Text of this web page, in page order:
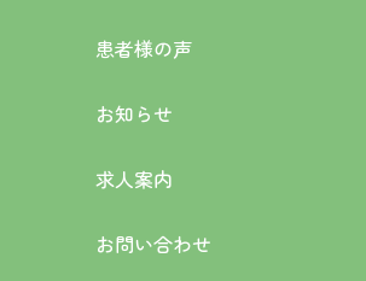
患者様の声
お知らせ
求人案内
お問い合わせ